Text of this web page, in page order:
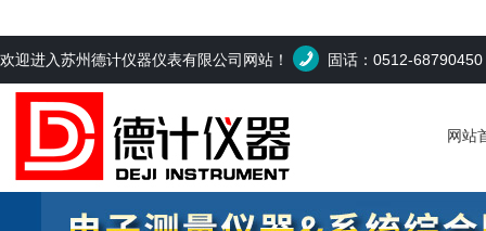
欢迎进入苏州德计仪器仪表有限公司网站！ 固话：0512-68790450
网站